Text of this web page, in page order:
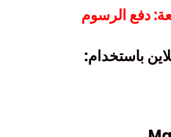
دفع الرسوم
باستخدام: